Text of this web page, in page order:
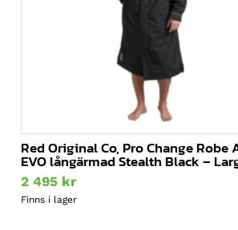
Red Original Co, Pro Change Robe
EVO långärmad Stealth Black –
2 495 kr
Finns i lager